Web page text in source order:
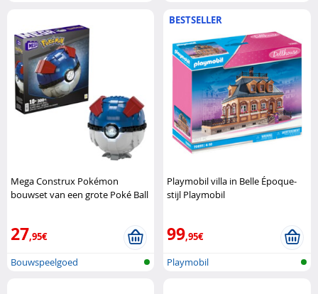
Mega Construx Pokémon
bouwset van een grote Poké Ball
27,95€
Bouwspeelgoed
BESTSELLER
Playmobil villa in Belle Époque-
stijl Playmobil
99,95€
Playmobil